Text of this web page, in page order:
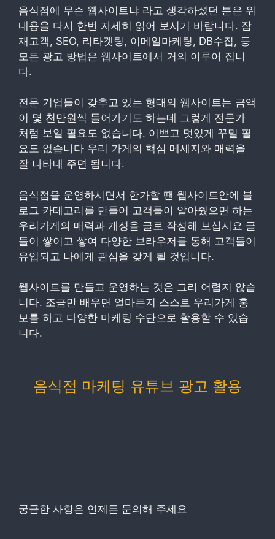
음식점에 무슨 웹사이트냐 라고 생각하셨던 분은 위
내용을 다시 한번 자세히 읽어 보시기 바랍니다. 잠
재고객, SEO, 리타겟팅, 이메일마케팅, DB수집, 등
모든 광고 방법은 웹사이트에서 거의 이루어 집니
다.
전문 기업들이 갖추고 있는 형태의 웹사이트는 금액
이 몇 천만원씩 들어가기도 하는데 그렇게 전문가
처럼 보일 필요도 없습니다. 이쁘고 멋있게 꾸밀 필
요도 없습니다 우리 가게의 핵심 메세지와 매력을
잘 나타내 주면 됩니다.
음식점을 운영하시면서 한가할 땐 웹사이트안에 블
로그 카테고리를 만들어 고객들이 알아줬으면 하는
우리가게의 매력과 개성을 글로 작성해 보십시요 글
들이 쌓이고 쌓여 다양한 브라우저를 통해 고객들이
유입되고 나에게 관심을 갖게 될 것입니다.
웹사이트를 만들고 운영하는 것은 그리 어렵지 않습
니다. 조금만 배우면 얼마든지 스스로 우리가게 홍
보를 하고 다양한 마케팅 수단으로 활용할 수 있습
니다.
음식점 마케팅 유튜브 광고 활용
궁금한 사항은 언제든 문의해 주세요